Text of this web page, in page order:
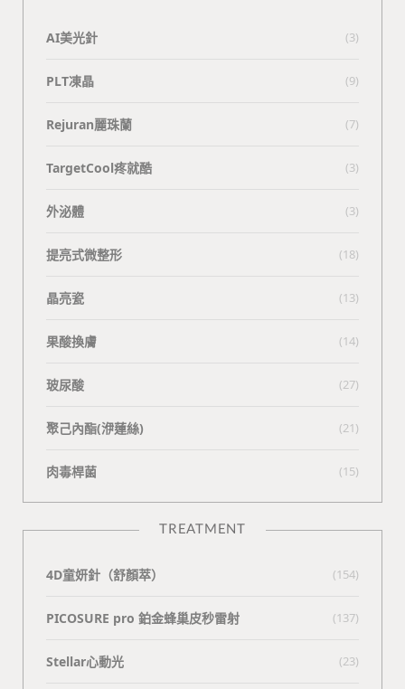
AI美光針 (3)
PLT凍晶 (9)
Rejuran麗珠蘭 (7)
TargetCool疼就酷 (3)
外泌體 (3)
提亮式微整形 (18)
晶亮瓷 (13)
果酸換膚 (14)
玻尿酸 (27)
聚己內酯(洢蓮絲) (21)
肉毒桿菌 (15)
TREATMENT
4D童妍針（舒顏萃） (154)
PICOSURE pro 鉑金蜂巢皮秒雷射 (137)
Stellar心動光 (23)